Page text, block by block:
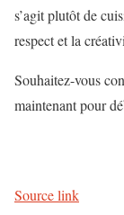
s’agit plutôt de
respect et la
Souhaitez-vous
maintenant pour
Source link